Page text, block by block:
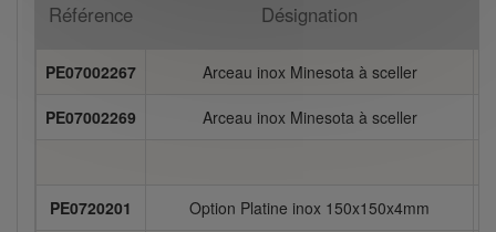
Référence Désignation
PE07002267 Arceau inox Minesota à sceller
PE07002269 Arceau inox Minesota à sceller
PE0720201 Option Platine inox 150x150x4mm